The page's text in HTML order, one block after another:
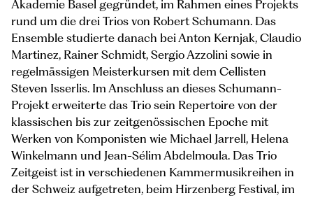
Akademie Basel gegründet, im Rahmen eines Projekts
rund um die drei Trios von Robert Schumann. Das
Ensemble studierte danach bei Anton Kernjak, Claudio
Martinez, Rainer Schmidt, Sergio Azzolini sowie in
regelmässigen Meisterkursen mit dem Cellisten
Steven Isserlis. Im Anschluss an dieses Schumann-
Projekt erweiterte das Trio sein Repertoire von der
klassischen bis zur zeitgenössischen Epoche mit
Werken von Komponisten wie Michael Jarrell, Helena
Winkelmann und Jean-Sélim Abdelmoula. Das Trio
Zeitgeist ist in verschiedenen Kammermusikreihen in
der Schweiz aufgetreten, beim Hirzenberg Festival, im